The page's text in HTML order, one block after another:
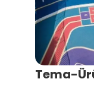
Tema-